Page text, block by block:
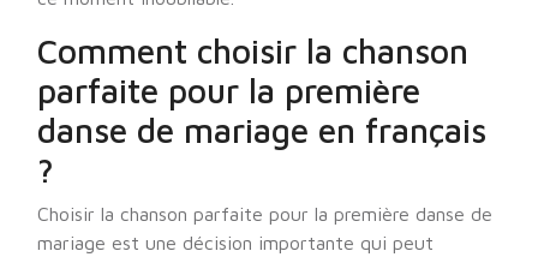
Comment choisir la chanson
parfaite pour la première
danse de mariage en français
?
Choisir la chanson parfaite pour la première danse de
mariage est une décision importante qui peut